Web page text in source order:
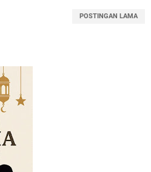
POSTINGAN LAMA